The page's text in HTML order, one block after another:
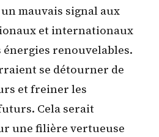
mauvais signal aux
et internationaux
énergies renouvelables.
se détourner de
et freiner les
Cela serait
une filière vertueuse